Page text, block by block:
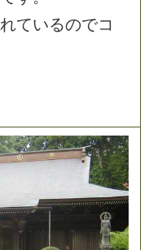
れているのでコ